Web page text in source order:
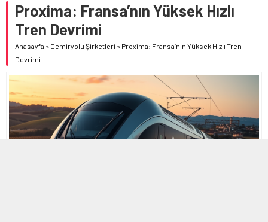
Proxima: Fransa’nın Yüksek Hızlı
Tren Devrimi
Anasayfa » Demiryolu Şirketleri » Proxima: Fransa’nın Yüksek Hızlı Tren
Devrimi